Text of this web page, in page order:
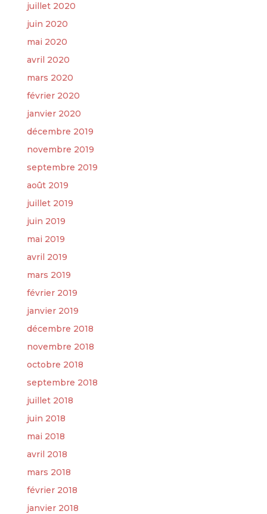
juillet 2020
juin 2020
mai 2020
avril 2020
mars 2020
février 2020
janvier 2020
décembre 2019
novembre 2019
septembre 2019
août 2019
juillet 2019
juin 2019
mai 2019
avril 2019
mars 2019
février 2019
janvier 2019
décembre 2018
novembre 2018
octobre 2018
septembre 2018
juillet 2018
juin 2018
mai 2018
avril 2018
mars 2018
février 2018
janvier 2018